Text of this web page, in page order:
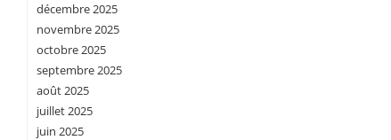
décembre 2025
novembre 2025
octobre 2025
septembre 2025
août 2025
juillet 2025
juin 2025